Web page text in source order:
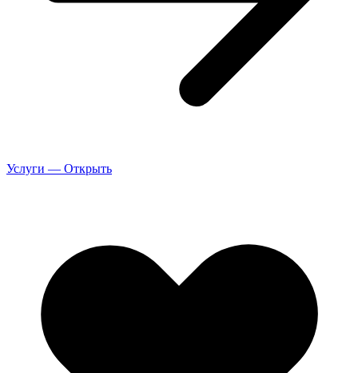
Услуги — Открыть